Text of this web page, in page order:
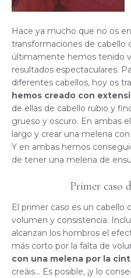
Hace ya mucho que no os
transformaciones de cabello
últimamente hemos tenido
resultados espectaculares.
diferentes cabellos, hoy os
hemos creado con
de ellas de cabello rubio y
grueso y oscuro. En ambas
largo y crear una melena
Y en ambas hemos
de tener una melena de
Primer caso
El primer caso es un cabello
volumen y consistencia.
alcanzan los hombros el
más corto por la falta de
con una melena por la
creáis… Es posible, ¡y lo